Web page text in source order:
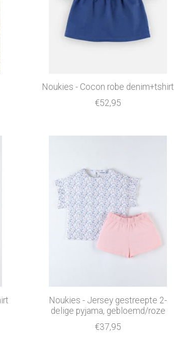
Noukies - Cocon robe denim+tshirt
€52,95
Noukies - Jersey gestreepte 2-
delige pyjama, gebloemd/roze
€37,95